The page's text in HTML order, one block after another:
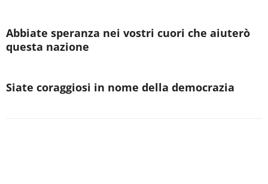
Abbiate speranza nei vostri cuori che aiuterò
questa nazione
Siate coraggiosi in nome della democrazia